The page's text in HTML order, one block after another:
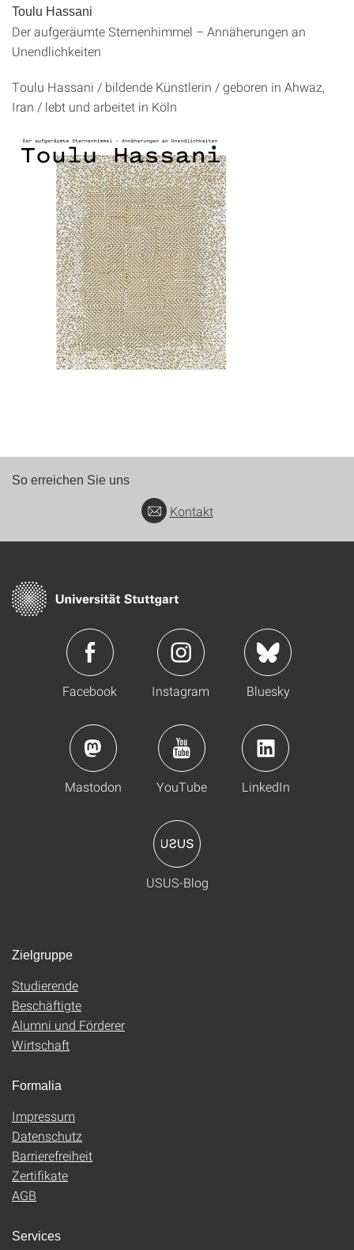
Toulu Hassani
Der aufgeräumte Sternenhimmel – Annäherungen an
Unendlichkeiten
Toulu Hassani / bildende Künstlerin / geboren in Ahwaz,
Iran / lebt und arbeitet in Köln
So erreichen Sie uns
Kontakt
Facebook Instagram Bluesky
Mastodon YouTube LinkedIn
USUS-Blog
Zielgruppe
Studierende
Beschäftigte
Alumni und Förderer
Wirtschaft
Formalia
Impressum
Datenschutz
Barrierefreiheit
Zertifikate
AGB
Services